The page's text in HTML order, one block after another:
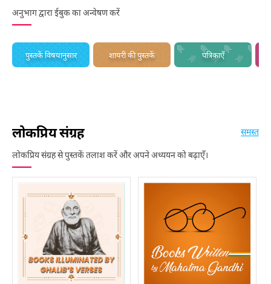
अनुभाग द्वारा ईबुक का अन्वेषण करें
पुस्तकें विषयानुसार शायरी की पुस्तकें पत्रिकाएँ
लोकप्रिय संग्रह
लोकप्रिय संग्रह से पुस्तकें तलाश करें और अपने अध्ययन को बढ़ाएँ।
समस्त